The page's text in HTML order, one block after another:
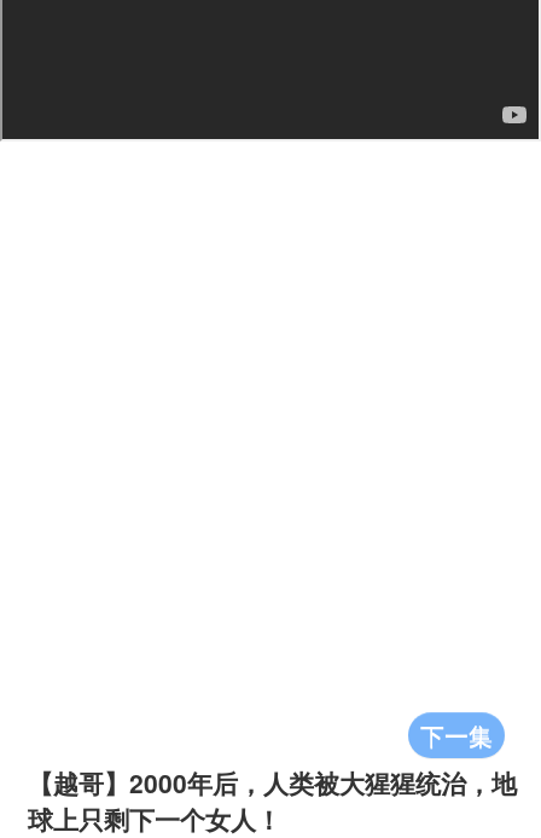
下一集
【越哥】2000年后，人类被大猩猩统治，地
球上只剩下一个女人！